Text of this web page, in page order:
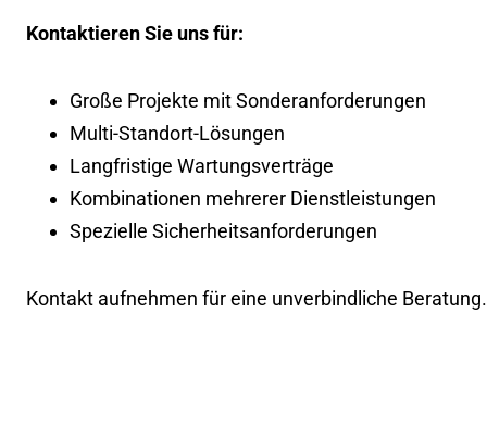
Kontaktieren Sie uns für:
Große Projekte mit Sonderanforderungen
Multi-Standort-Lösungen
Langfristige Wartungsverträge
Kombinationen mehrerer Dienstleistungen
Spezielle Sicherheitsanforderungen
Kontakt aufnehmen für eine unverbindliche Beratung.